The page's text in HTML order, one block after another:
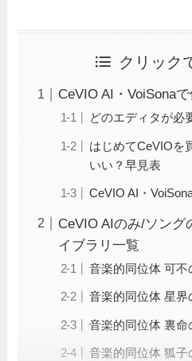
クリック
CeVIO AI・VoiSona
どのエディタが必
はじめてCeVIOを
いい？早見表
CeVIO AI・
CeVIO AIのみ/ソング
イブラリ一覧
音楽的同位体 可不
音楽的同位体 星界
音楽的同位体 裏命
音楽的同位体 狐子